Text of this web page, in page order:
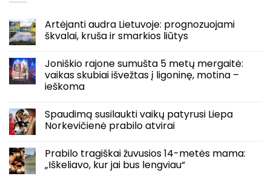
Artėjanti audra Lietuvoje: prognozuojami
škvalai, kruša ir smarkios liūtys
Joniškio rajone sumušta 5 metų mergaitė:
vaikas skubiai išvežtas į ligoninę, motina –
ieškoma
Spaudimą susilaukti vaikų patyrusi Liepa
Norkevičienė prabilo atvirai
Prabilo tragiškai žuvusios 14-metės mama:
„Iškeliavo, kur jai bus lengviau“